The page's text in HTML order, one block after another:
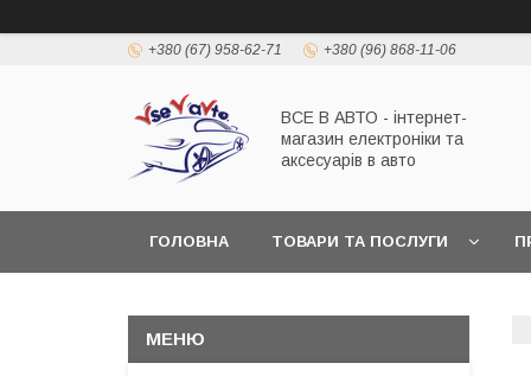
+380 (67) 958-62-71 +380 (96) 868-11-06
ВСЕ В АВТО - інтернет-
магазин електроніки та
аксесуарів в авто
ГОЛОВНА ТОВАРИ ТА ПОСЛУГИ